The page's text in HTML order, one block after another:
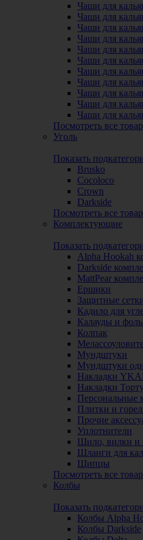
Чаши для
Чаши для
Чаши для
Чаши для
Чаши для
Чаши для
Чаши для
Чаши для
Чаши для
Чаши для
Чаши для
Посмотреть все
Уголь
Показать
Brusko
Cocoloco
Crown
Darkside
Посмотреть все
Комплектующие
Показать
Alpha Hookah
Darkside
MattPear
Ершики
Защитные
Кадило для
Калауды и
Колпак
Мундштуки
Мундштуки
Накладки
Накладки
Персональные
Плитки и
Прочие
Уплотнители
Шило, вилки и
Шланги для
Щипцы
Посмотреть все
Колбы
Показать
Колбы Alpha
Колбы Darkside